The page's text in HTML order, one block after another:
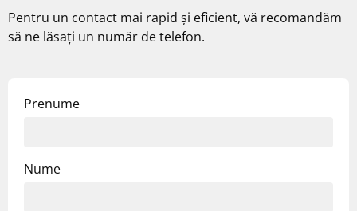
Pentru un contact mai rapid și eficient, vă recomandăm
să ne lăsați un număr de telefon.
Prenume
Nume